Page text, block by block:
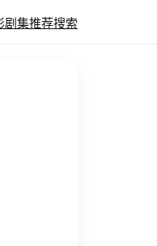
剧集推荐搜索